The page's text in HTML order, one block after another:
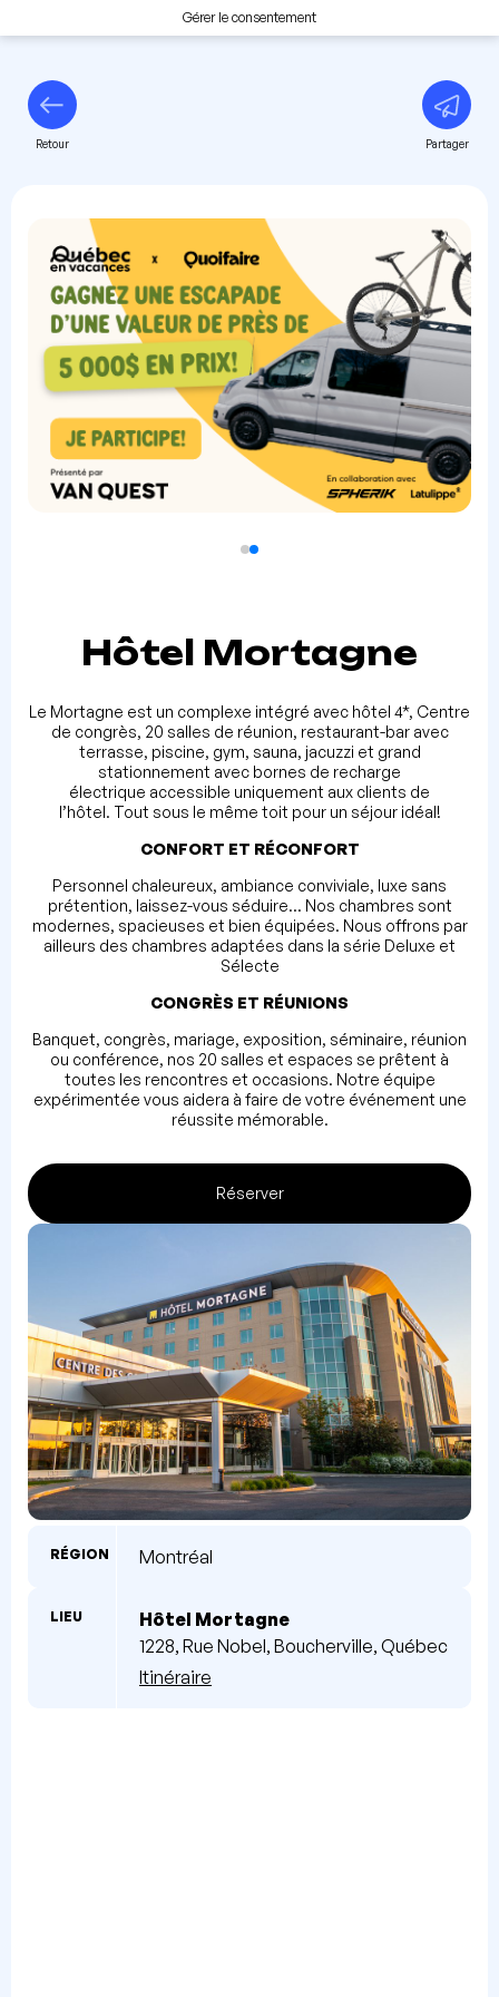
Gérer le consentement
Retour Partager
Hôtel Mortagne
Le Mortagne est un complexe intégré avec hôtel 4*, Centre
de congrès, 20 salles de réunion, restaurant-bar avec
terrasse, piscine, gym, sauna, jacuzzi et grand
stationnement avec bornes de recharge
électrique accessible uniquement aux clients de
l’hôtel. Tout sous le même toit pour un séjour idéal!
CONFORT ET RÉCONFORT
Personnel chaleureux, ambiance conviviale, luxe sans
prétention, laissez-vous séduire… Nos chambres sont
modernes, spacieuses et bien équipées. Nous offrons par
ailleurs des chambres adaptées dans la série Deluxe et
Sélecte
CONGRÈS ET RÉUNIONS
Banquet, congrès, mariage, exposition, séminaire, réunion
ou conférence, nos 20 salles et espaces se prêtent à
toutes les rencontres et occasions. Notre équipe
expérimentée vous aidera à faire de votre événement une
réussite mémorable.
Réserver
RÉGION Montréal
LIEU
Hôtel Mortagne
1228, Rue Nobel, Boucherville, Québec
Itinéraire